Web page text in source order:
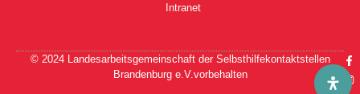
Intranet
© 2024 Landesarbeitsgemeinschaft der Selbsthilfekontaktstellen
Brandenburg e.V.vorbehalten